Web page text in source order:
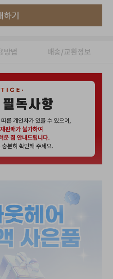
하기
방법 배송/교환정보